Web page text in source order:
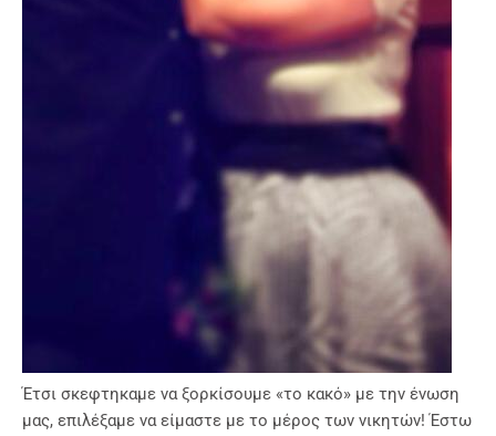
Έτσι σκεφτηκαμε να ξορκίσουμε «το κακό» με την ένωση
μας, επιλέξαμε να είμαστε με το μέρος των νικητών! Έστω